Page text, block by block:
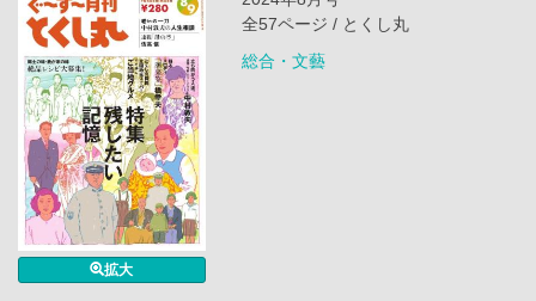
拡大
全57ページ / とくし丸
総合・文藝